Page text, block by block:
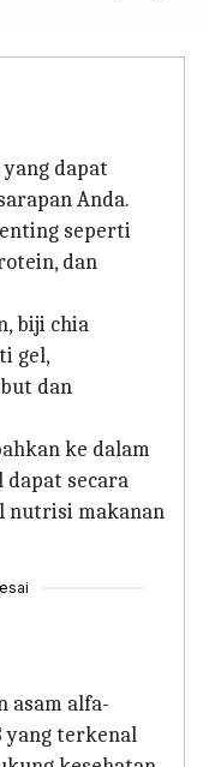
dapat
Anda.
seperti
dan
biji chia
gel,
dan
ke dalam
dapat secara
nutrisi makanan
asam alfa-
yang terkenal